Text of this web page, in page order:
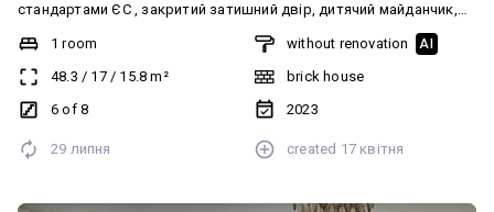
стандартами ЄС , закритий затишний двір, дитячий майданчик,
підземний гараж, озеленення двору, ліфт, відеоспостереження
цілодобове, обслуговування будинку та території, інтернет,
індивідуальне опалення та електрика. Квартира студія, не
кутова.Всі чорнові роботи виконані, чистові роботи. Вмонтовані,
витяжка, зроблене перепланування. Вибирай підлогу, шпалери
вїджай та живи.
1 room
48.3 / 17/ 15.8 m²
6 of 8
without renovation AI
brick house
2023
29 липня created 17 квітня